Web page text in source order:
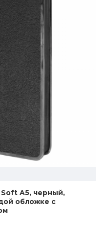
A5, черный,
обложке с